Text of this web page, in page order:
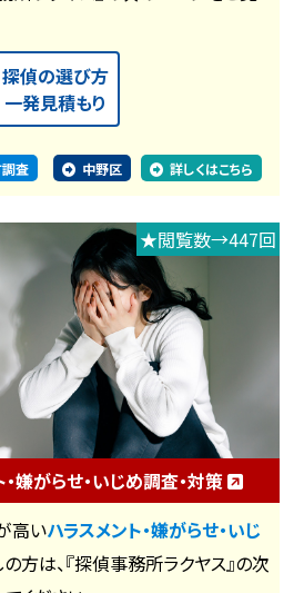
探偵の選び方
一発見積もり
調査 中野区 詳しくはこちら
★閲覧数→447回
嫌がらせ・いじめ調査・対策
高いハラスメント・嫌がらせ・いじ
方は、『探偵事務所ラクヤス』の次